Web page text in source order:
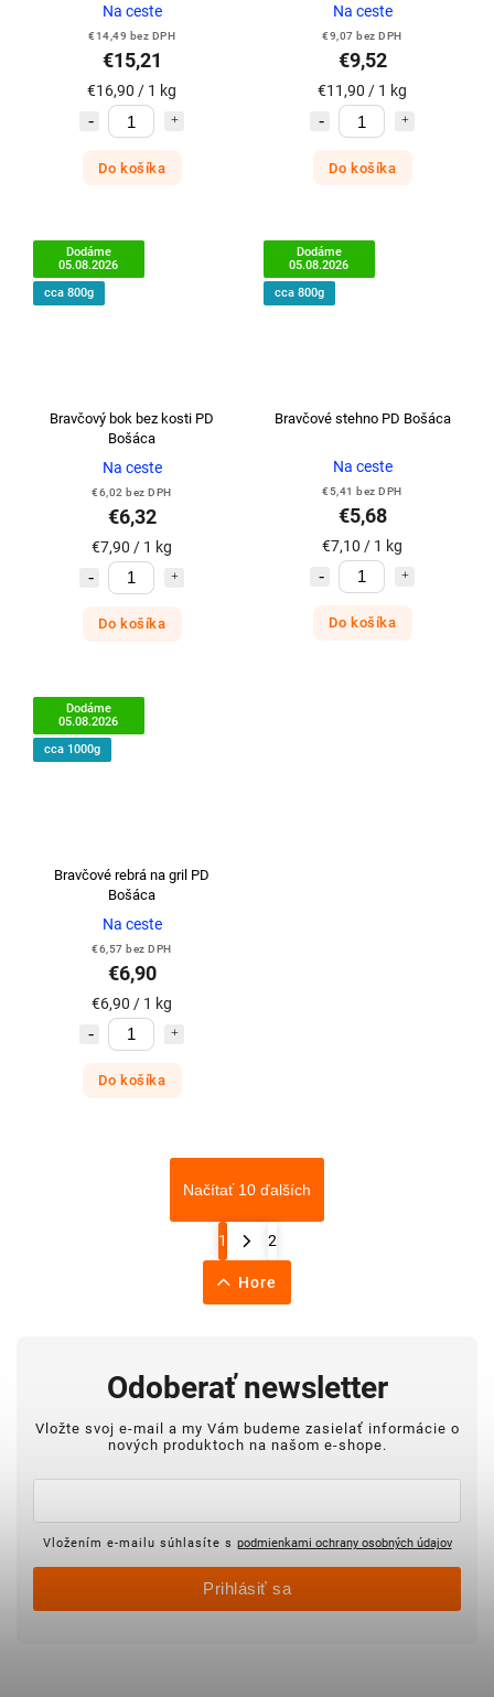
Na ceste
€14,49 bez DPH
€15,21
€16,90 / 1 kg
Do košíka
Na ceste
€9,07 bez DPH
€9,52
€11,90 / 1 kg
Do košíka
Dodáme
05.08.2026
cca 800g
Bravčový bok bez kosti PD
Bošáca
Na ceste
€6,02 bez DPH
€6,32
€7,90 / 1 kg
Do košíka
Dodáme
05.08.2026
cca 800g
Bravčové stehno PD Bošáca
Na ceste
€5,41 bez DPH
€5,68
€7,10 / 1 kg
Do košíka
Dodáme
05.08.2026
cca 1000g
Bravčové rebrá na gril PD
Bošáca
Na ceste
€6,57 bez DPH
€6,90
€6,90 / 1 kg
Do košíka
Načítať 10 ďalších
1 2
Hore
Odoberať newsletter
Vložte svoj e-mail a my Vám budeme zasielať informácie o
nových produktoch na našom e-shope.
Vložením e-mailu súhlasíte s podmienkami ochrany osobných údajov
Prihlásiť sa